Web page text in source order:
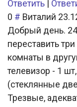
Ответить |
0 # Виталий
Добрый день.
переставить
комнаты в
телевизор - 1
(стеклянные
Трезвые,